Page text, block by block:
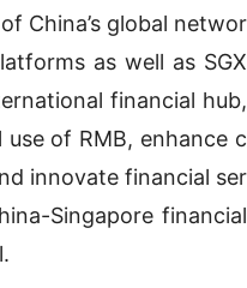
China’s global networ
as well as SGX
financial hub,
of RMB, enhance c
innovate financial ser
Singapore financial